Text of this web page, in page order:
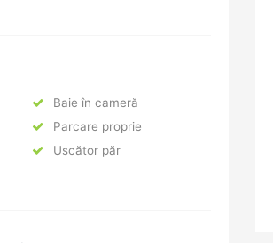
Baie în cameră
Parcare proprie
Uscător păr